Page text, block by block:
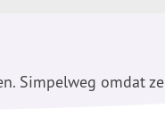
Simpelweg omdat